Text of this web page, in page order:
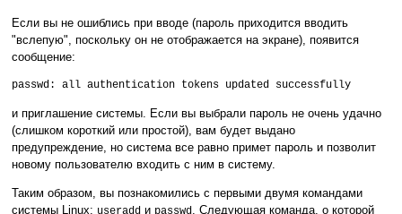
Если вы не ошиблись при вводе (пароль приходится вводить
"вслепую", поскольку он не отображается на экране), появится
сообщение:
passwd: all authentication tokens updated successfully
и приглашение системы. Если вы выбрали пароль не очень удачно
(слишком короткий или простой), вам будет выдано
предупреждение, но система все равно примет пароль и позволит
новому пользователю входить с ним в систему.
Таким образом, вы познакомились с первыми двумя командами
системы Linux: useradd и passwd. Следующая команда, о которой